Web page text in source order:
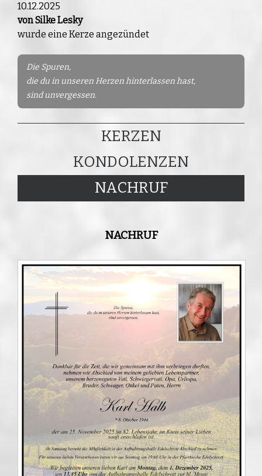
10.12.2025
von Silke Lesky
wurde eine Kerze angezündet
Die Spuren,
die du in unseren Herzen hinterlassen hast,
sind unvergessen.
KERZEN
KONDOLENZEN
NACHRUF
NACHRUF